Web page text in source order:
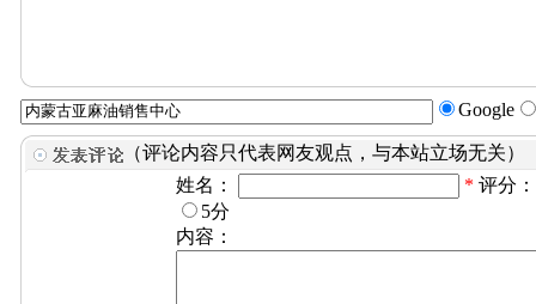
Google
（评论内容只代表网友观点，与本站立场无关）
姓名：
* 评分
5分
内容：